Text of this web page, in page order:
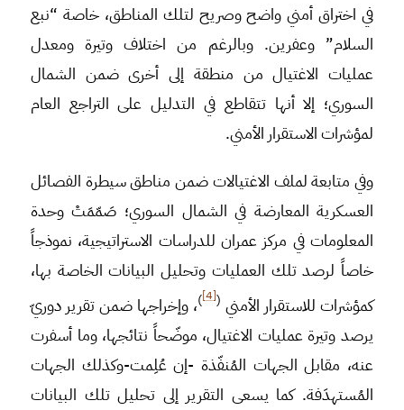
في اختراق أمني واضح وصريح لتلك المناطق، خاصة “نبع
السلام” وعفرين. وبالرغم من اختلاف وتيرة ومعدل
عمليات الاغتيال من منطقة إلى أخرى ضمن الشمال
السوري؛ إلا أنها تتقاطع في التدليل على التراجع العام
لمؤشرات الاستقرار الأمني.
وفي متابعة لملف الاغتيالات ضمن مناطق سيطرة الفصائل
العسكرية المعارضة في الشمال السوري؛ صَمّمَتْ وحدة
المعلومات في مركز عمران للدراسات الاستراتيجية، نموذجاً
خاصاً لرصد تلك العمليات وتحليل البيانات الخاصة بها،
كمؤشرات للاستقرار الأمني (
[4]
)، وإخراجها ضمن تقرير دوريّ
يرصد وتيرة عمليات الاغتيال، موضّحاً نتائجها، وما أسفرت
عنه، مقابل الجهات المُنفّذة -إن عُلِمت-وكذلك الجهات
المُستهدَفة. كما يسعى التقرير إلى تحليل تلك البيانات